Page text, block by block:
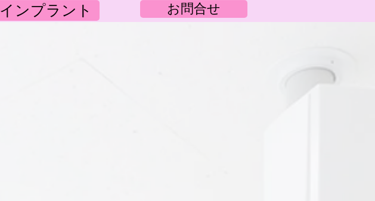
インプラント
お問合せ